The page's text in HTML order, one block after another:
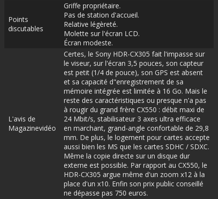
Points
discutables
Griffe propriétaire.
Pas de station d'accueil.
Relative légèreté.
Molette sur l'écran LCD.
Écran modeste.
L'avis de
Magazinevidéo
Certes, le Sony HDR-CX305 fait l'impasse sur
le viseur, sur l'écran 3,5 pouces, son capteur
est petit (1/4 de pouce), son GPS est absent
et sa capacité d"enregistrement de sa
mémoire intégrée est limitée à 16 Go. Mais le
reste des caractéristiques ou presque n'a pas
à rougir du grand frère CX550 : débit maxi de
24 Mbit/s, stabilisateur 3 axes ultra efficace
en marchant, grand-angle confortable de 29,8
mm. De plus, le logement pour cartes accepte
aussi bien les MS que les cartes SDHC / SDXC.
Même la copie directe sur un disque dur
externe est possible. Par rapport au CX550, le
HDR-CX305 argue même d'un zoom x12 à la
place d'un x10. Enfin son prix public conseillé
ne dépasse pas 750 euros.